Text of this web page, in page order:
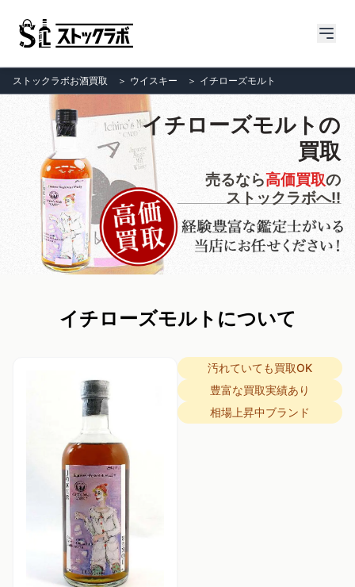
ストックラボお酒買取 ＞ ウイスキー ＞ イチローズモルト
イチローズモルトの
買取
売るなら高価買取の
ストックラボへ!!
イチローズモルトについて
汚れていても買取OK
豊富な買取実績あり
相場上昇中ブランド